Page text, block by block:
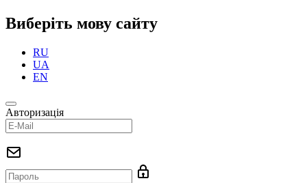
Виберіть мову сайту
RU
UA
EN
Авторизація